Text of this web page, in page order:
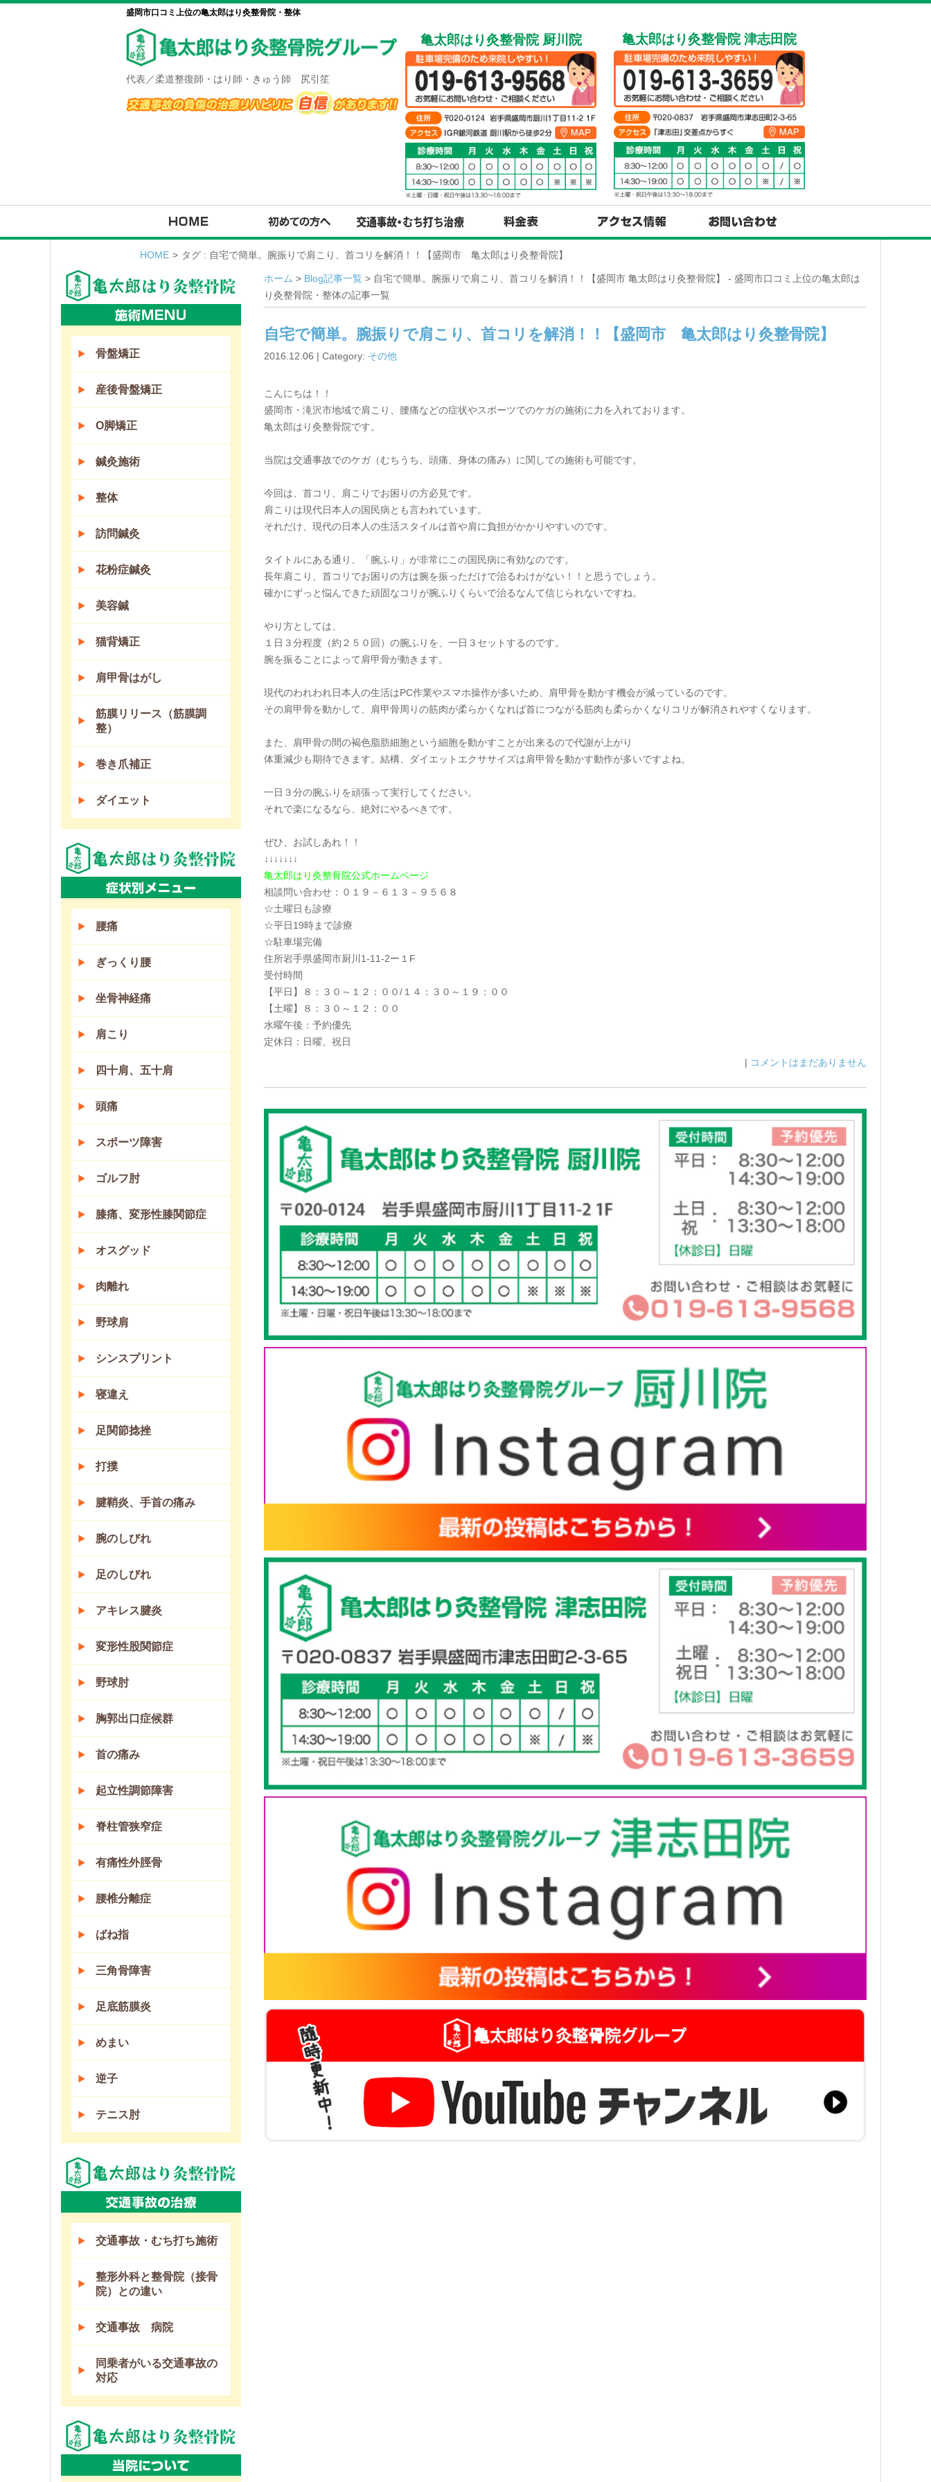
盛岡市口コミ上位の亀太郎はり灸整骨院・整体
代表／柔道整復師・はり師・きゅう師 尻引笙
亀太郎はり灸整骨院 厨川院 亀太郎はり灸整骨院 津志田院
HOME > タグ : 自宅で簡単。腕振りで肩こり、首コリを解消！！【盛岡市 亀太郎はり灸整骨院】
ホーム > Blog記事一覧 > 自宅で簡単。腕振りで肩こり、首コリを解消！！【盛岡市 亀太郎はり灸整骨院】 - 盛岡市口コミ上位の亀太郎は
り灸整骨院・整体の記事一覧
自宅で簡単。腕振りで肩こり、首コリを解消！！【盛岡市 亀太郎はり灸整骨院】
2016.12.06 | Category: その他
こんにちは！！
盛岡市・滝沢市地域で肩こり、腰痛などの症状やスポーツでのケガの施術に力を入れております。
亀太郎はり灸整骨院です。
当院は交通事故でのケガ（むちうち、頭痛、身体の痛み）に関しての施術も可能です。
今回は、首コリ、肩こりでお困りの方必見です。
肩こりは現代日本人の国民病とも言われています。
それだけ、現代の日本人の生活スタイルは首や肩に負担がかかりやすいのです。
タイトルにある通り、「腕ふり」が非常にこの国民病に有効なのです。
長年肩こり、首コリでお困りの方は腕を振っただけで治るわけがない！！と思うでしょう。
確かにずっと悩んできた頑固なコリが腕ふりくらいで治るなんて信じられないですね。
やり方としては、
１日３分程度（約２５０回）の腕ふりを、一日３セットするのです。
腕を振ることによって肩甲骨が動きます。
現代のわれわれ日本人の生活はPC作業やスマホ操作が多いため、肩甲骨を動かす機会が減っているのです。
その肩甲骨を動かして、肩甲骨周りの筋肉が柔らかくなれば首につながる筋肉も柔らかくなりコリが解消されやすくなります。
また、肩甲骨の間の褐色脂肪細胞という細胞を動かすことが出来るので代謝が上がり
体重減少も期待できます。結構、ダイエットエクササイズは肩甲骨を動かす動作が多いですよね。
一日３分の腕ふりを頑張って実行してください。
それで楽になるなら、絶対にやるべきです。
ぜひ、お試しあれ！！
↓↓↓↓↓↓↓
亀太郎はり灸整骨院公式ホームページ
相談問い合わせ：０１９－６１３－９５６８
☆土曜日も診療
☆平日19時まで診療
☆駐車場完備
住所岩手県盛岡市厨川1-11-2ー１F
受付時間
【平日】８：３０～１２：００/１４：３０～１９：００
【土曜】８：３０～１２：００
水曜午後：予約優先
定休日：日曜、祝日
| コメントはまだありません
骨盤矯正
産後骨盤矯正
O脚矯正
鍼灸施術
整体
訪問鍼灸
花粉症鍼灸
美容鍼
猫背矯正
肩甲骨はがし
筋膜リリース（筋膜調
整）
巻き爪補正
ダイエット
腰痛
ぎっくり腰
坐骨神経痛
肩こり
四十肩、五十肩
頭痛
スポーツ障害
ゴルフ肘
膝痛、変形性膝関節症
オスグッド
肉離れ
野球肩
シンスプリント
寝違え
足関節捻挫
打撲
腱鞘炎、手首の痛み
腕のしびれ
足のしびれ
アキレス腱炎
変形性股関節症
野球肘
胸郭出口症候群
首の痛み
起立性調節障害
脊柱管狭窄症
有痛性外脛骨
腰椎分離症
ばね指
三角骨障害
足底筋膜炎
めまい
逆子
テニス肘
交通事故・むち打ち施術
整形外科と整骨院（接骨
院）との違い
交通事故 病院
同乗者がいる交通事故の
対応